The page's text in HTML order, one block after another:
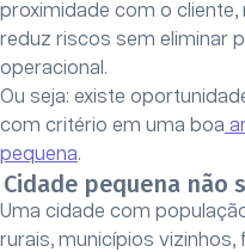
proximidade com o
reduz riscos sem eliminar
operacional.
Ou seja: existe
com critério em uma boa
pequena.
Cidade pequena não
Uma cidade com
rurais, municípios